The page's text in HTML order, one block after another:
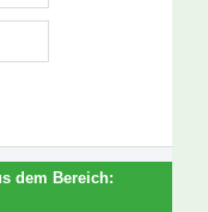
dem Bereich: